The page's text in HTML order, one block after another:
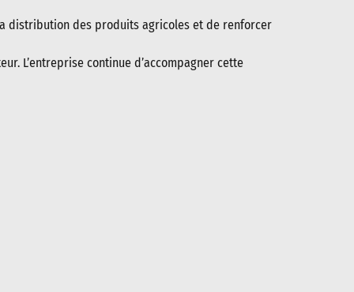
distribution des produits agricoles et de renforcer
L’entreprise continue d’accompagner cette